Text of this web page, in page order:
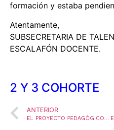
formación y estaba
Atentamente,
SUBSECRETARIA DE
ESCALAFÓN DOCENTE.
2 Y 3 COHORTE
ANTERIOR
EL PROYECTO PEDAGÓGICO TRANSVERSAL DE EDUCACIÓN AMBIENTAL – PRAE Y SUS AVANCES EN LAS INSTITUCIONES EDUCATIVAS OFICIALES DE CÚCUTA